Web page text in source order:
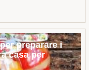
preparare i
casa per